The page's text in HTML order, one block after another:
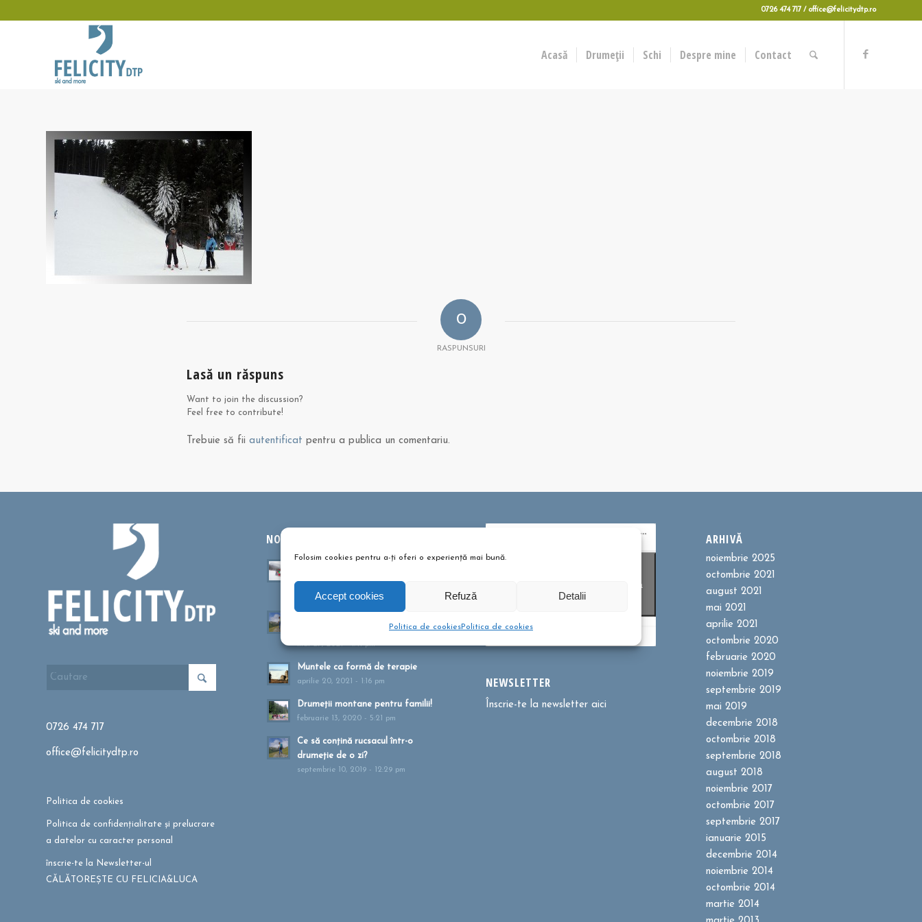
Folosim cookies pentru a-ți oferi o experiență mai bună.
Accept cookies Refuză Detalii
Politica de cookiesPolitica de cookies
0726 474 717 / office@felicitydtp.ro
Acasă Drumeții Schi Despre mine Contact
0
RASPUNSURI
Lasă un răspuns
Want to join the discussion?
Feel free to contribute!
Trebuie să fii autentificat pentru a publica un comentariu.
0726 474 717
office@felicitydtp.ro
Politica de cookies
Politica de confidențialitate și prelucrare
a datelor cu caracter personal
înscrie-te la Newsletter-ul
CĂLĂTOREȘTE CU FELICIA&LUCA
NOUTĂȚI ȘI ARTICOLE
Tabere pentru copii? Sunt bune
octombrie 26, 2021 - 10:10 am
mai 27, 2021 - 1:41 pm
Muntele ca formă de terapie
aprilie 20, 2021 - 1:16 pm
Drumeții montane pentru familii!
februarie 13, 2020 - 5:21 pm
Ce să conțină rucsacul într-o
drumeție de o zi?
septembrie 10, 2019 - 12:29 pm
urile pentru marketing și pentru a
activa acest conținut
NEWSLETTER
Înscrie-te la newsletter aici
ARHIVĂ
noiembrie 2025
octombrie 2021
august 2021
mai 2021
aprilie 2021
octombrie 2020
februarie 2020
noiembrie 2019
septembrie 2019
mai 2019
decembrie 2018
octombrie 2018
septembrie 2018
august 2018
noiembrie 2017
octombrie 2017
septembrie 2017
ianuarie 2015
decembrie 2014
noiembrie 2014
octombrie 2014
martie 2014